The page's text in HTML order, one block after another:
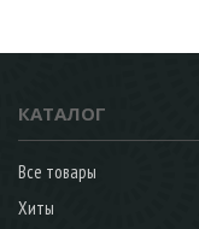
КАТАЛОГ
Все товары
Хиты